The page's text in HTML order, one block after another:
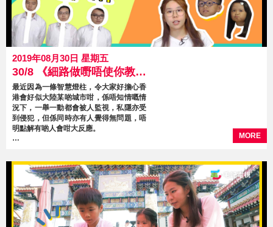
2019年08月30日 星期五
30/8 《細路做嘢唔使你教》 第8集 人形智慧燈柱測試
最近因為一條智慧燈柱，令大家好擔心香
港會好似大陸某啲城市咁，係唔知情嘅情
況下，一舉一動都會被人監視，私隱亦受
到侵犯，但係同時亦有人覺得無問題，唔
明點解有啲人會咁大反應。
MORE